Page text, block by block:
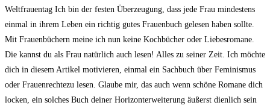
Weltfrauentag Ich bin der festen Überzeugung, dass jede Frau mindestens
einmal in ihrem Leben ein richtig gutes Frauenbuch gelesen haben sollte.
Mit Frauenbüchern meine ich nun keine Kochbücher oder Liebesromane.
Die kannst du als Frau natürlich auch lesen! Alles zu seiner Zeit. Ich möchte
dich in diesem Artikel motivieren, einmal ein Sachbuch über Feminismus
oder Frauenrechtezu lesen. Glaube mir, das auch wenn schöne Romane dich
locken, ein solches Buch deiner Horizonterweiterung äußerst dienlich sein